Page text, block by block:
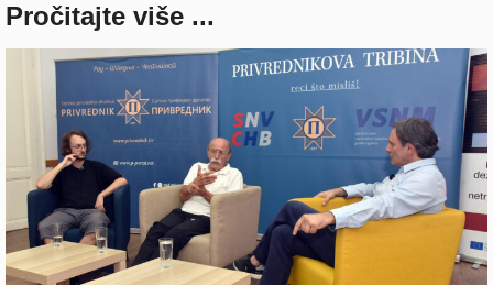
Pročitajte više ...